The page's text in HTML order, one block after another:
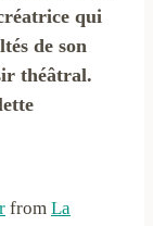
qui
de son
théâtral.
from La